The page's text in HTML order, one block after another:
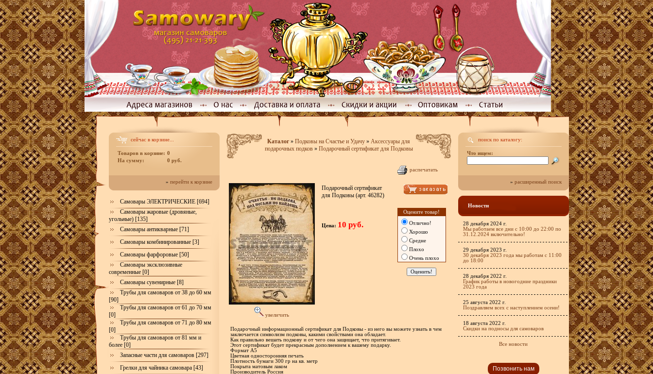
сейчас в корзине...
Товаров в корзине: 0
На сумму:
0 руб.
» перейти к корзине
Самовары ЭЛЕКТРИЧЕСКИЕ [694]
Самовары жаровые (дровяные,
угольные) [135]
Самовары антикварные [71]
Самовары комбинированные [3]
Самовары фарфоровые [50]
Самовары эксклюзивные
современные [0]
Самовары сувенирные [8]
Трубы для самоваров от 38 до 60 мм
[90]
Трубы для самоваров от 61 до 70 мм
[0]
Трубы для самоваров от 71 до 80 мм
[0]
Трубы для самоваров от 81 мм и
более [0]
Запасные части для самоваров [297]
Грелки для чайника самовара [43]
Каталог» Подковы на Счастье и Удачу » Аксессуары для
подарочных подков» Подарочный сертификат для Подковы
распечатать
увеличить
Подарочный сертификат
для Подковы (арт. 46282)
Цена: 10 руб.
Оцените товар!
Отлично!
Хорошо
Средне
Плохо
Очень плохо
Подарочный информационный сертификат для Подковы - из него вы можете узнать в чем
заключается символизм подковы, какими свойствами она обладает.
Как правильно вешать подкову и от чего она защищает, что притягивает.
Этот сертификат будет прекрасным дополнением к вашему подарку.
Формат А5
Цветная односторонняя печать
Плотность бумаги 300 гр на кв. метр
Покрыта матовым лаком
Производитель Россия
поиск по каталогу:
Что ищем:
» расширенный поиск
Новости
28 декабря 2024 г.
Мы работаем все дни с 10:00 до 22:00 по
31.12.2024 включительно!
29 декабря 2023 г.
30 декабря 2023 года мы работам с 11:00
до 18:00
28 декабря 2022 г.
График работы в новогодние праздники
2023 года
25 августа 2022 г.
Поздравляем всех с наступлением осени!
18 августа 2022 г.
Скидки на подносы для самоваров
Все новости
Позвонить нам